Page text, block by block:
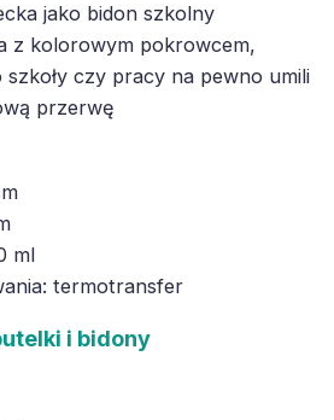
jako bidon szkolny
z kolorowym pokrowcem,
szkoły czy pracy na pewno umili
przerwę
ml
termotransfer
i bidony